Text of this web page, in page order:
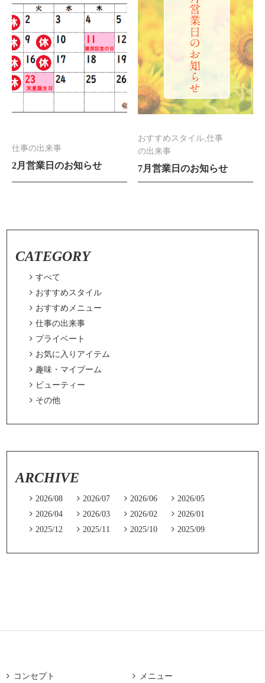
仕事の出来事
2月営業日のお知らせ
おすすめスタイル,仕事
の出来事
7月営業日のお知らせ
CATEGORY
 すべて
 おすすめスタイル
 おすすめメニュー
 仕事の出来事
 プライベート
 お気に入りアイテム
 趣味・マイブーム
 ビューティー
 その他
ARCHIVE
 2026/08  2026/07  2026/06  2026/05
 2026/04  2026/03  2026/02  2026/01
 2025/12  2025/11  2025/10  2025/09
 コンセプト  メニュー